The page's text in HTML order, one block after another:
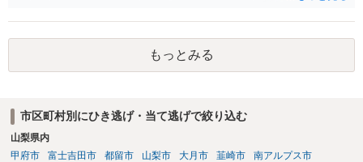
もっとみる
市区町村別にひき逃げ・当て逃げで絞り込む
山梨県内
甲府市
富士吉田市 都留市 山梨市 大月市 韮崎市
南アルプス市